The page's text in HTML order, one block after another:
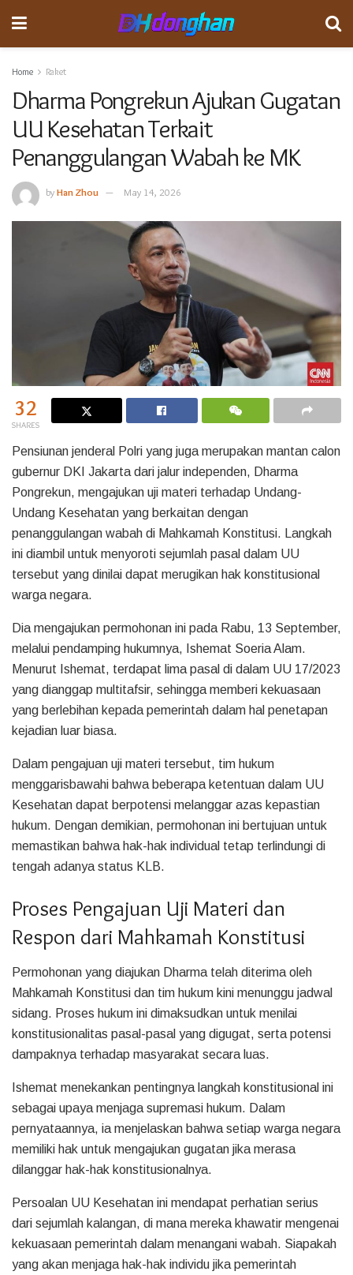
Home Raket
Dharma Pongrekun Ajukan Gugatan
UU Kesehatan Terkait
Penanggulangan Wabah ke MK
byHan Zhou May 14, 2026
32
SHARES
Pensiunan jenderal Polri yang juga merupakan mantan calon
gubernur DKI Jakarta dari jalur independen, Dharma
Pongrekun, mengajukan uji materi terhadap Undang-
Undang Kesehatan yang berkaitan dengan
penanggulangan wabah di Mahkamah Konstitusi. Langkah
ini diambil untuk menyoroti sejumlah pasal dalam UU
tersebut yang dinilai dapat merugikan hak konstitusional
warga negara.
Dia mengajukan permohonan ini pada Rabu, 13 September,
melalui pendamping hukumnya, Ishemat Soeria Alam.
Menurut Ishemat, terdapat lima pasal di dalam UU 17/2023
yang dianggap multitafsir, sehingga memberi kekuasaan
yang berlebihan kepada pemerintah dalam hal penetapan
kejadian luar biasa.
Dalam pengajuan uji materi tersebut, tim hukum
menggarisbawahi bahwa beberapa ketentuan dalam UU
Kesehatan dapat berpotensi melanggar azas kepastian
hukum. Dengan demikian, permohonan ini bertujuan untuk
memastikan bahwa hak-hak individual tetap terlindungi di
tengah adanya status KLB.
Proses Pengajuan Uji Materi dan
Respon dari Mahkamah Konstitusi
Permohonan yang diajukan Dharma telah diterima oleh
Mahkamah Konstitusi dan tim hukum kini menunggu jadwal
sidang. Proses hukum ini dimaksudkan untuk menilai
konstitusionalitas pasal-pasal yang digugat, serta potensi
dampaknya terhadap masyarakat secara luas.
Ishemat menekankan pentingnya langkah konstitusional ini
sebagai upaya menjaga supremasi hukum. Dalam
pernyataannya, ia menjelaskan bahwa setiap warga negara
memiliki hak untuk mengajukan gugatan jika merasa
dilanggar hak-hak konstitusionalnya.
Persoalan UU Kesehatan ini mendapat perhatian serius
dari sejumlah kalangan, di mana mereka khawatir mengenai
kekuasaan pemerintah dalam menangani wabah. Siapakah
yang akan menjaga hak-hak individu jika pemerintah